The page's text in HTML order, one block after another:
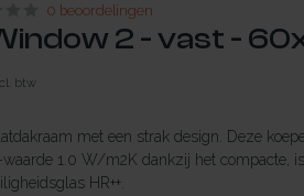
0 beoordelingen
2 - vast -
btw
met een strak design. Deze
1.0 W/m2K dankzij het compacte,
HR++.